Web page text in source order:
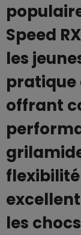
Speed
les
pratique
offrant
flexibilité
les